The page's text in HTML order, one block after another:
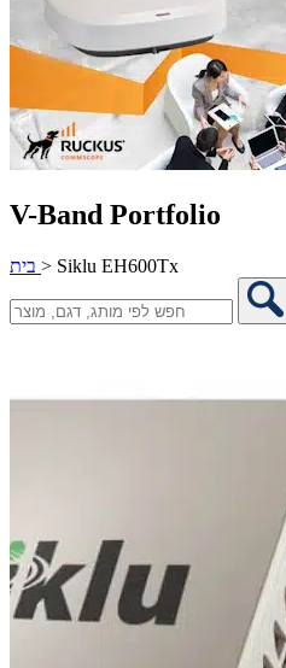
V-Band Portfolio
> Siklu EH600Tx